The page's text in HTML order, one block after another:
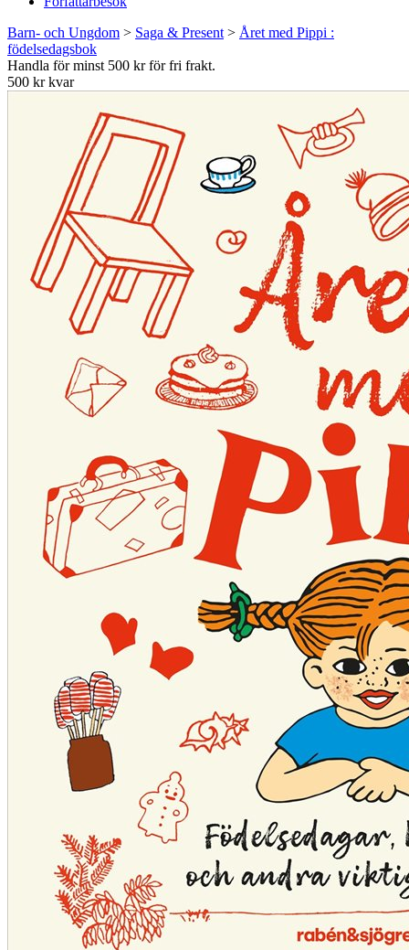
Barn- och Ungdom > Saga & Present > Året med Pippi :
födelsedagsbok
Handla för minst 500 kr för fri frakt.
500 kr kvar